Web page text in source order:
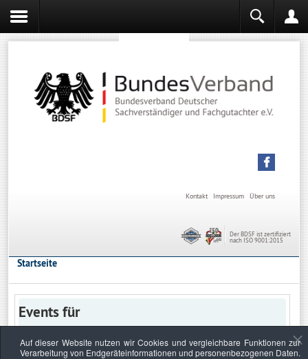
Über uns
Impressum
Kontakt
Der BDSF ist zertifiziert
nach ISO 9001:2015
Startseite
Events für
Auf dieser Website nutzen wir Cookies und vergleichbare Funktionen zur
Verarbeitung von Endgeräteinformationen und personenbezogenen Daten.